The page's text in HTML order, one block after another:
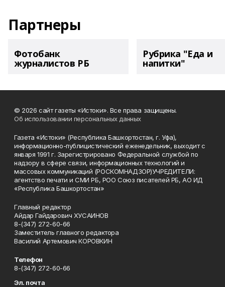
Партнеры
Фотобанк
журналистов РБ
Рубрика "Еда и
напитки"
© 2026 сайт газеты «Истоки». Все права защищены.
Об использовании персональных данных
Газета «Истоки» (Республика Башкортостан, г. Уфа),
информационно-публицистический еженедельник, выходит с
января 1991 г. Зарегистрировано Федеральной службой по
надзору в сфере связи, информационных технологий и
массовых коммуникаций (РОСКОМНАДЗОР)УЧРЕДИТЕЛИ:
агентство печати и СМИ РБ, РОО Союз писателей РБ, АО ИД
«Республика Башкортостан»
Главный редактор
Айдар Гайдарович ХУСАИНОВ
8-(347) 272-60-66
Заместитель главного редактора
Василий Артемович КОРОВКИН
Телефон
8-(347) 272-60-66
Эл. почта